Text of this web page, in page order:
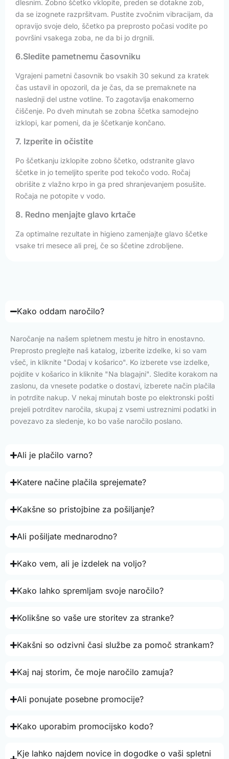
dlesnim. Zobno ščetko vklopite, preden se dotakne zob,
da se izognete razpršitvam. Pustite zvočnim vibracijam, da
opravijo svoje delo, ščetko pa preprosto počasi vodite po
površini vsakega zoba, ne da bi jo drgnili.
6.Sledite pametnemu časovniku
Vgrajeni pametni časovnik bo vsakih 30 sekund za kratek
čas ustavil in opozoril, da je čas, da se premaknete na
naslednji del ustne votline. To zagotavlja enakomerno
čiščenje. Po dveh minutah se zobna ščetka samodejno
izklopi, kar pomeni, da je ščetkanje končano.
7. Izperite in očistite
Po ščetkanju izklopite zobno ščetko, odstranite glavo
ščetke in jo temeljito sperite pod tekočo vodo. Ročaj
obrišite z vlažno krpo in ga pred shranjevanjem posušite.
Ročaja ne potopite v vodo.
8. Redno menjajte glavo krtače
Za optimalne rezultate in higieno zamenjajte glavo ščetke
vsake tri mesece ali prej, če so ščetine zdrobljene.
Kako oddam naročilo?
Naročanje na našem spletnem mestu je hitro in enostavno.
Preprosto preglejte naš katalog, izberite izdelke, ki so vam
všeč, in kliknite "Dodaj v košarico". Ko izberete vse izdelke,
pojdite v košarico in kliknite "Na blagajni". Sledite korakom na
zaslonu, da vnesete podatke o dostavi, izberete način plačila
in potrdite nakup. V nekaj minutah boste po elektronski pošti
prejeli potrditev naročila, skupaj z vsemi ustreznimi podatki in
povezavo za sledenje, ko bo vaše naročilo poslano.
Ali je plačilo varno?
Katere načine plačila sprejemate?
Kakšne so pristojbine za pošiljanje?
Ali pošiljate mednarodno?
Kako vem, ali je izdelek na voljo?
Kako lahko spremljam svoje naročilo?
Kolikšne so vaše ure storitev za stranke?
Kakšni so odzivni časi službe za pomoč strankam?
Kaj naj storim, če moje naročilo zamuja?
Ali ponujate posebne promocije?
Kako uporabim promocijsko kodo?
Kje lahko najdem novice in dogodke o vaši spletni